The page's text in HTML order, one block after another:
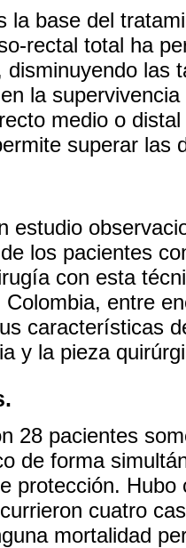
la base del
rectal total ha
disminuyendo las
la
medio o
superar las
estudio
los pacientes
con esta
entre
características
y la pieza
28 pacientes
de forma
protección.
cuatro
mortalidad